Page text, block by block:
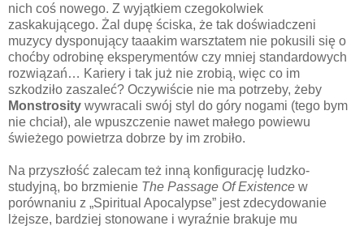
nich coś nowego. Z wyjątkiem czegokolwiek
zaskakującego. Żal dupę ściska, że tak doświadczeni
muzycy dysponujący taaakim warsztatem nie pokusili się o
choćby odrobinę eksperymentów czy mniej standardowych
rozwiązań… Kariery i tak już nie zrobią, więc co im
szkodziło zaszaleć? Oczywiście nie ma potrzeby, żeby
Monstrosity wywracali swój styl do góry nogami (tego bym
nie chciał), ale wpuszczenie nawet małego powiewu
świeżego powietrza dobrze by im zrobiło.
Na przyszłość zalecam też inną konfigurację ludzko-
studyjną, bo brzmienie The Passage Of Existence w
porównaniu z „Spiritual Apocalypse” jest zdecydowanie
lżejsze, bardziej stonowane i wyraźnie brakuje mu